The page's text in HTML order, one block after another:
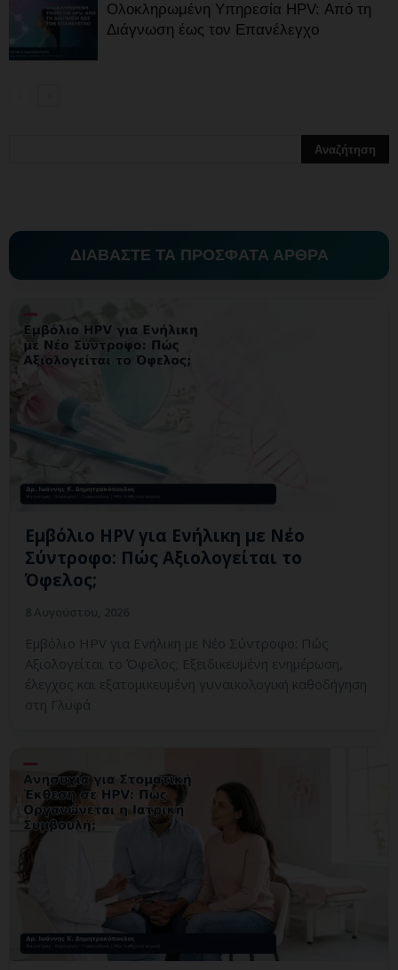
Ολοκληρωμένη Υπηρεσία HPV: Από τη
Διάγνωση έως τον Επανέλεγχο
ΔΙΑΒΑΣΤΕ ΤΑ ΠΡΟΣΦΑΤΑ ΑΡΘΡΑ
Εμβόλιο HPV για Ενήλικη με Νέο
Σύντροφο: Πώς Αξιολογείται το
Όφελος;
Εμβόλιο HPV για Ενήλικη με Νέο Σύντροφο: Πώς
Αξιολογείται το Όφελος; Εξειδικευμένη ενημέρωση,
έλεγχος και εξατομικευμένη γυναικολογική καθοδήγηση
στη Γλυφά